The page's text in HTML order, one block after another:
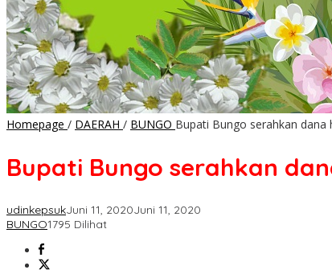
Homepage / DAERAH / BUNGO Bupati Bungo serahkan dana
Bupati Bungo serahkan
udinkepsukJuni 11, 2020Juni 11, 2020
BUNGO1795 Dilihat